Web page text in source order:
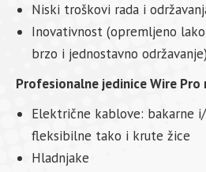
Niski troškovi rada i
Inovativnost (opremljeno
brzo i jednostavno održavanje)
Profesionalne jedinice Wire
Električne kablove: bakarne
fleksibilne tako i krute žice
Hladnjake